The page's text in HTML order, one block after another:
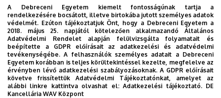
2021/2022 őszi szemeszter
Legutóbbi frissítés: 2022. 09. 29. 12:50
A Debreceni Egyetem kiemelt fontosságúnak tartja a
rendelkezésére bocsátott, illetve birtokába jutott személyes adatok
védelmét. Ezúton tájékoztatjuk Önt, hogy a Debreceni Egyetem a
2018. május 25. napjától kötelezően alkalmazandó Általános
Adatvédelmi Rendelet alapján felülvizsgálta folyamatait és
beépítette a GDPR előírásait az adatkezelési és adatvédelmi
tevékenységébe. A felhasználók személyes adatait a Debreceni
Egyetem korábban is teljes körültekintéssel kezelte, megfelelve az
érvényben lévő adatkezelési szabályozásoknak. A GDPR előírásait
követve frissítettük Adatvédelmi Tájékoztatónkat, amelyet az
alábbi linkre kattintva olvashat el:Adatkezelési tájékoztató. DE
Kancellária WAV Központ